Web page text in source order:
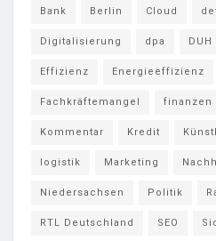
Bank Berlin Cloud
Digitalisierung dpa DUH
Effizienz Energieeffizienz
Fachkräftemangel finanzen
Kommentar Kredit
logistik Marketing
Niedersachsen Politik
RTL Deutschland SEO